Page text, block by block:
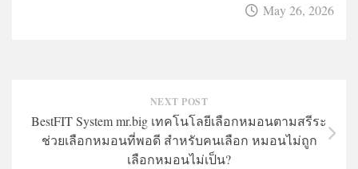
May 26, 2026
NEXT POST
BestFIT System mr.big เทคโนโลยีเลือกหมอนตามสรีระ
ช่วยเลือกหมอนที่พอดี สำหรับคนเลือก หมอนไม่ถูก
เลือกหมอนไม่เป็น?